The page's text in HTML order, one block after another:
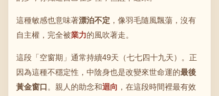
這種敏感也意味著漂泊不定 ，像羽毛隨風飄蕩，沒有
自主權，完全被業力的風吹著走。
這段「空窗期」通常持續49天（七七四十九天）。正
因為這種不穩定性，中陰身也是改變來世命運的最後
黃金窗口 。親人的助念和迴向 ，在這段時間裡最有效